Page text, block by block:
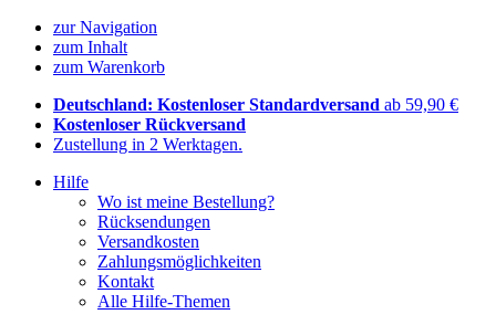
zur Navigation
zum Inhalt
zum Warenkorb
Deutschland: Kostenloser Standardversand ab 59,90 €
Kostenloser Rückversand
Zustellung in 2 Werktagen.
Hilfe
Wo ist meine Bestellung?
Rücksendungen
Versandkosten
Zahlungsmöglichkeiten
Kontakt
Alle Hilfe-Themen